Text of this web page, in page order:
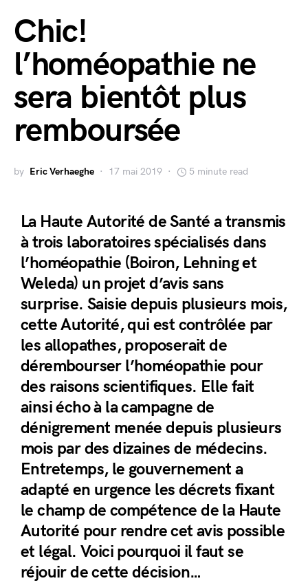
Chic!
l’homéopathie ne
sera bientôt plus
remboursée
by Eric Verhaeghe 17 mai 2019 5 minute read
La Haute Autorité de Santé a transmis
à trois laboratoires spécialisés dans
l’homéopathie (Boiron, Lehning et
Weleda) un projet d’avis sans
surprise. Saisie depuis plusieurs mois,
cette Autorité, qui est contrôlée par
les allopathes, proposerait de
dérembourser l’homéopathie pour
des raisons scientifiques. Elle fait
ainsi écho à la campagne de
dénigrement menée depuis plusieurs
mois par des dizaines de médecins.
Entretemps, le gouvernement a
adapté en urgence les décrets fixant
le champ de compétence de la Haute
Autorité pour rendre cet avis possible
et légal. Voici pourquoi il faut se
réjouir de cette décision…